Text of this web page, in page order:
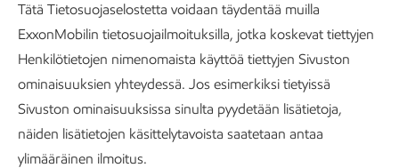
Tätä Tietosuojaselostetta voidaan täydentää muilla
ExxonMobilin tietosuojailmoituksilla, jotka koskevat tiettyjen
Henkilötietojen nimenomaista käyttöä tiettyjen Sivuston
ominaisuuksien yhteydessä. Jos esimerkiksi tietyissä
Sivuston ominaisuuksissa sinulta pyydetään lisätietoja,
näiden lisätietojen käsittelytavoista saatetaan antaa
ylimääräinen ilmoitus.